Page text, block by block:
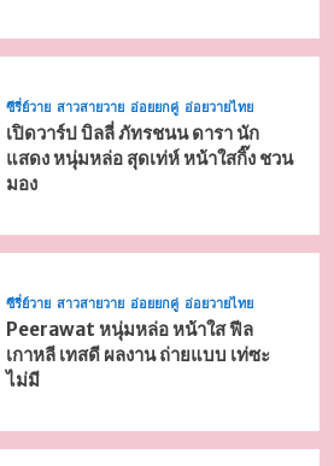
ซีรี่ย์วาย สาวสายวาย อ่อยยกคู่ อ่อยวายไทย
เปิดวาร์ป บิลลี่ ภัทรชนน ดารา นัก
แสดง หนุ่มหล่อ สุดเท่ห์ หน้าใสกิ๊ง ชวน
มอง
ซีรี่ย์วาย สาวสายวาย อ่อยยกคู่ อ่อยวายไทย
Peerawat หนุ่มหล่อ หน้าใส ฟีล
เกาหลี เทสดี ผลงาน ถ่ายแบบ เท่ซะ
ไม่มี